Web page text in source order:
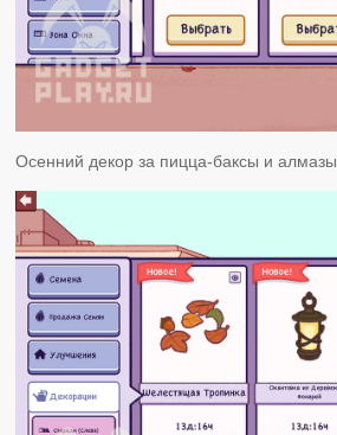
Осенний декор за пицца-баксы и алмазы.